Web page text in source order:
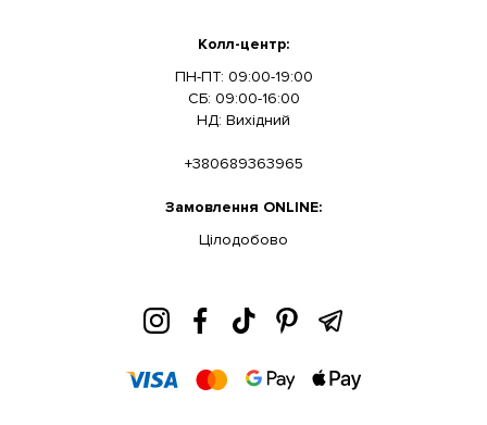
Колл-центр:
ПН-ПТ: 09:00-19:00
СБ: 09:00-16:00
НД: Вихідний
+380689363965
Замовлення ONLINE:
Цілодобово